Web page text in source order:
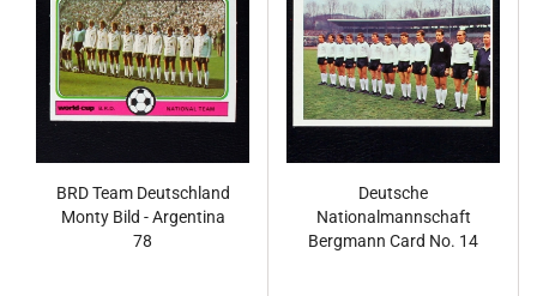
BRD Team Deutschland
Monty Bild - Argentina
78
Deutsche
Nationalmannschaft
Bergmann Card No. 14